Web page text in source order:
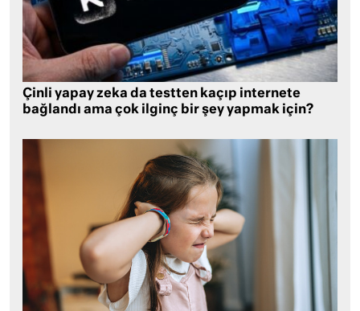
Çinli yapay zeka da testten kaçıp internete
bağlandı ama çok ilginç bir şey yapmak için?